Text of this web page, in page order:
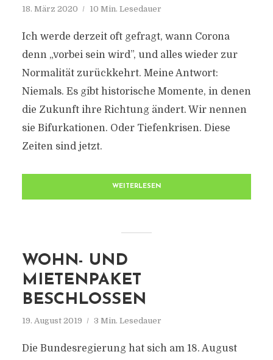
18. März 2020 10 Min. Lesedauer
Ich werde derzeit oft gefragt, wann Corona
denn „vorbei sein wird”, und alles wieder zur
Normalität zurückkehrt. Meine Antwort:
Niemals. Es gibt historische Momente, in denen
die Zukunft ihre Richtung ändert. Wir nennen
sie Bifurkationen. Oder Tiefenkrisen. Diese
Zeiten sind jetzt.
WEITERLESEN
WOHN- UND
MIETENPAKET
BESCHLOSSEN
19. August 2019 3 Min. Lesedauer
Die Bundesregierung hat sich am 18. August